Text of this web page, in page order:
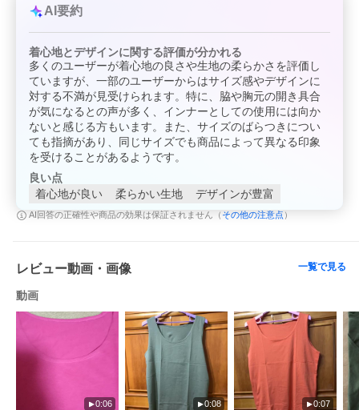
AI要約
着心地とデザインに関する評価が分かれる
多くのユーザーが着心地の良さや生地の柔らかさを評価し
ていますが、一部のユーザーからはサイズ感やデザインに
対する不満が見受けられます。特に、脇や胸元の開き具合
が気になるとの声が多く、インナーとしての使用には向か
ないと感じる方もいます。また、サイズのばらつきについ
ても指摘があり、同じサイズでも商品によって異なる印象
を受けることがあるようです。
良い点
着心地が良い
柔らかい生地 デザインが豊富
AI回答の正確性や商品の効果は保証されません（ その他の注意点 ）
レビュー動画・画像 一覧で見る
動画
0:06 0:08 0:07